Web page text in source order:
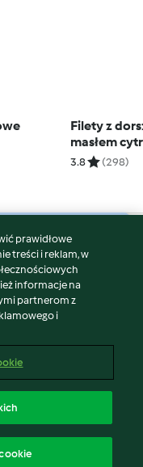
Filety z
masłem
3.8 (298)
prawidłowe
treści i reklam, w
informacje na
partnerom z
i